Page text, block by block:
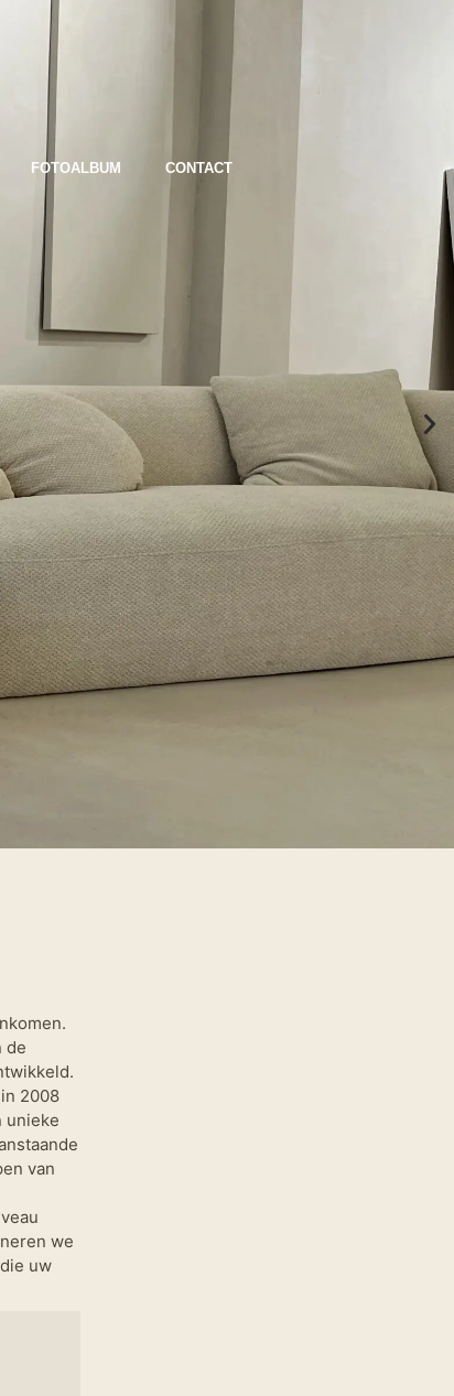
FOTOALBUM CONTACT
de
2008
unieke
van
we
uw